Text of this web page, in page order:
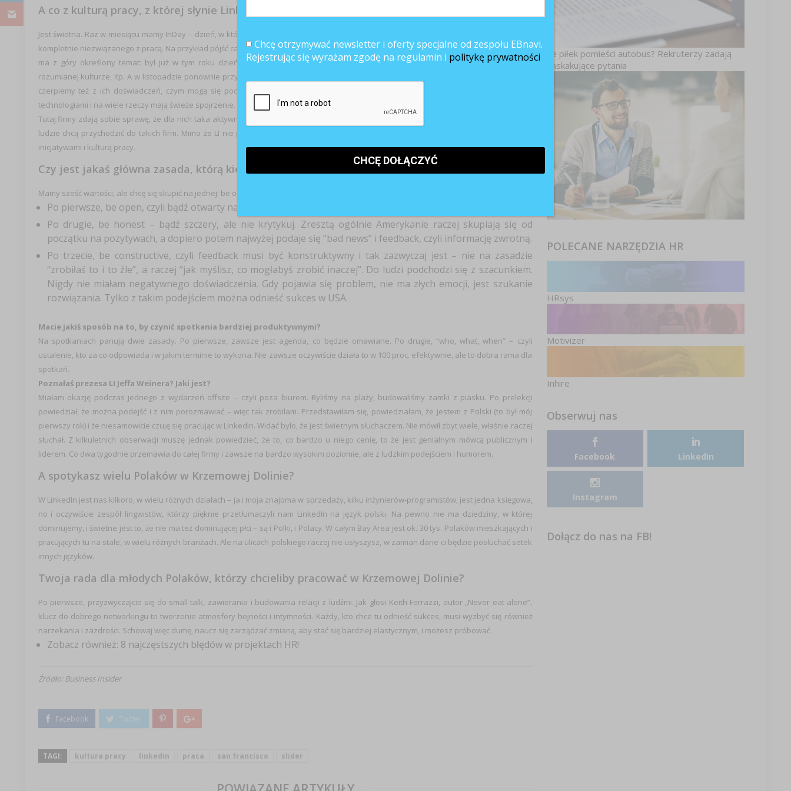
A co z kulturą pracy, z której słynie LinkedIn?
Jest świetna. Raz w miesiącu mamy InDay – dzień, w którym nie musimy pracować, ale możemy go spędzić robiąc zupełnie coś innego, coś
kompletnie niezwiązanego z pracą. Na przykład pójść całym zespołem do kina, na wolontariat albo do centrum wellness. Każdy z 12 InDays
ma z góry określony temat: był już w tym roku dzień poświęcony kreatywności, środowisku, pielęgnowaniu relacji z ludźmi, szeroko
rozumianej kulturze, itp. A w listopadzie ponownie przyprowadzimy rodziców – Bring In Your Parents Day. Pokazujemy im, co robimy, ale
czerpiemy też z ich doświadczeń, czym mogą się podzielić. Nasi rodzice są z zupełnie innego pokolenia, często nie mają związku z
technologiami i na wiele rzeczy mają świeże spojrzenie. Dla nas to genialne momenty, kiedy przychodzą do pracy.
Tutaj firmy zdają sobie sprawę, że dla nich taka aktywność społeczna to świetny PR, pracują nad swoją marką jako pracodawca. I później
ludzie chcą przychodzić do takich firm. Mimo że LI nie płaci tyle co Facebook czy Google, to np. programiści są zachęcani właśnie takimi
inicjatywami i kulturą pracy.
Czy jest jakaś główna zasada, którą kierujecie się jako pracownicy LI?
Mamy sześć wartości, ale chcę się skupić na jednej: be open, honest and constructive.
Po pierwsze, be open, czyli bądź otwarty na wszystko, co nowe. A to nowe w IT przychodzi bardzo często.
Po drugie, be honest – bądź szczery, ale nie krytykuj. Zresztą ogólnie Amerykanie raczej skupiają się od
początku na pozytywach, a dopiero potem najwyżej podaje się “bad news” i feedback, czyli informację zwrotną.
Po trzecie, be constructive, czyli feedback musi być konstruktywny i tak zazwyczaj jest – nie na zasadzie
“zrobiłaś to i to źle”, a raczej “jak myślisz, co mogłabyś zrobić inaczej”. Do ludzi podchodzi się z szacunkiem.
Nigdy nie miałam negatywnego doświadczenia. Gdy pojawia się problem, nie ma złych emocji, jest szukanie
rozwiązania. Tylko z takim podejściem można odnieść sukces w USA.
Macie jakiś sposób na to, by czynić spotkania bardziej produktywnymi?
Na spotkaniach panują dwie zasady. Po pierwsze, zawsze jest agenda, co będzie omawiane. Po drugie, “who, what, when” – czyli
ustalenie, kto za co odpowiada i w jakim terminie to wykona. Nie zawsze oczywiście działa to w 100 proc. efektywnie, ale to dobra rama dla
spotkań.
Poznałaś prezesa LI Jeffa Weinera? Jaki jest?
Miałam okazję podczas jednego z wydarzeń offsite – czyli poza biurem. Byliśmy na plaży, budowaliśmy zamki z piasku. Po prelekcji
powiedział, że można podejść i z nim porozmawiać – więc tak zrobiłam. Przedstawiłam się, powiedziałam, że jestem z Polski (to był mój
pierwszy rok) i że niesamowicie czuję się pracując w LinkedIn. Widać było, że jest świetnym słuchaczem. Nie mówił zbyt wiele, właśnie raczej
słuchał. Z kilkuletnich obserwacji muszę jednak powiedzieć, że to, co bardzo u niego cenię, to że jest genialnym mówcą publicznym i
liderem. Co dwa tygodnie przemawia do całej firmy i zawsze na bardzo wysokim poziomie, ale z ludzkim podejściem i humorem.
A spotykasz wielu Polaków w Krzemowej Dolinie?
W LinkedIn jest nas kilkoro, w wielu różnych działach – ja i moja znajoma w sprzedaży, kilku inżynierów-programistów, jest jedna księgowa,
no i oczywiście zespół lingwistów, którzy pięknie przetłumaczyli nam LinkedIn na język polski. Na pewno nie ma dziedziny, w której
dominujemy, i świetne jest to, że nie ma też dominującej płci – są i Polki, i Polacy. W całym Bay Area jest ok. 30 tys. Polaków mieszkających i
pracujących tu na stałe, w wielu różnych branżach. Ale na ulicach polskiego raczej nie usłyszysz, w zamian dane ci będzie posłuchać setek
innych języków.
Twoja rada dla młodych Polaków, którzy chcieliby pracować w Krzemowej Dolinie?
Po pierwsze, przyzwyczajcie się do small-talk, zawierania i budowania relacji z ludźmi. Jak głosi Keith Ferrazzi, autor „Never eat alone”,
klucz do dobrego networkingu to tworzenie atmosfery hojności i intymności. Każdy, kto chce tu odnieść sukces, musi wyzbyć się również
narzekania i zazdrości. Schowaj więc dumę, naucz się zarządzać zmianą, aby stać się bardziej elastycznym, i możesz próbować.
Zobacz również: 8 najczęstszych błędów w projektach HR!
Źródło: Business Insider
TAGI: kultura pracy linkedin praca san francisco slider
Ile piłek pomieści autobus? Rekruterzy zadają
zaskakujące pytania
POLECANE NARZĘDZIA HR
HRsys
Motivizer
Inhire
Obserwuj nas
Facebook LinkedIn
Instagram
Dołącz do nas na FB!
Chcę otrzymywać newsletter i oferty specjalne od zespołu EBnavi.
Rejestrując się wyrażam zgodę na regulamin i politykę prywatności